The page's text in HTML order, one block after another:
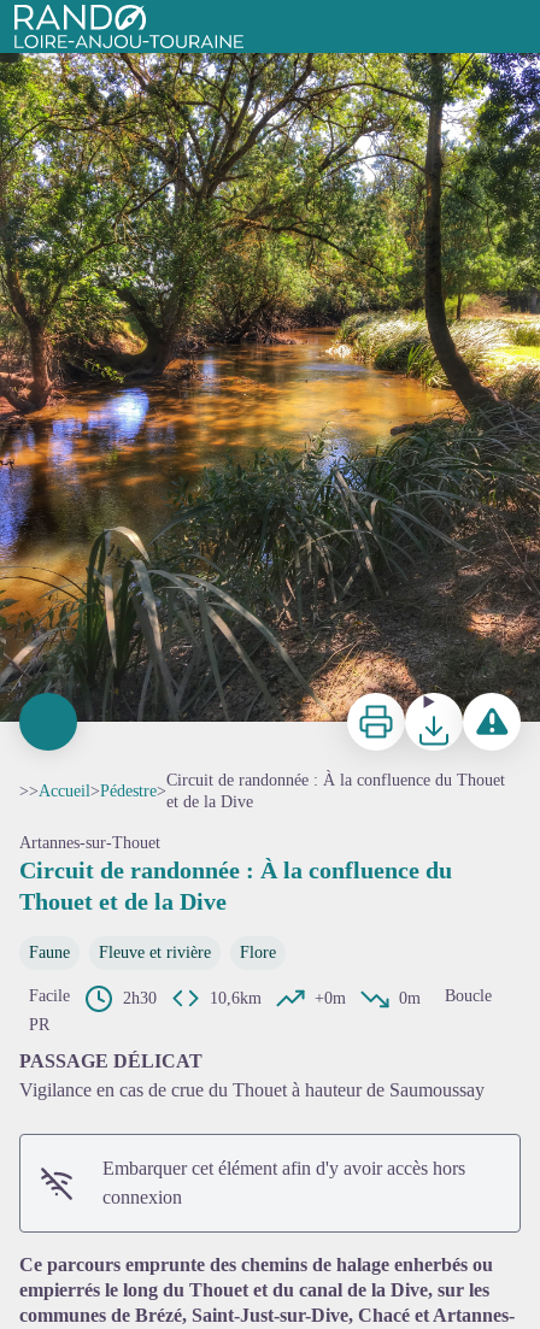
Rando Loire-Anjou-Touraine
Circuit de randonnée : À la confluence du Thouet et de la Dive
Voir l'image en plein écran
ImprimerTéléchargerSignaler
>>Accueil>Pédestre>
Circuit de randonnée : À la confluence du Thouet
et de la Dive
Artannes-sur-Thouet
Circuit de randonnée : À la confluence du
Thouet et de la Dive
Faune Fleuve et rivière Flore
Facile 2h30 10,6km +0m 0m
Boucle
PR
PASSAGE DÉLICAT
Vigilance en cas de crue du Thouet à hauteur de Saumoussay
Embarquer cet élément afin d'y avoir accès hors
connexion
Ce parcours emprunte des chemins de halage enherbés ou
empierrés le long du Thouet et du canal de la Dive, sur les
communes de Brézé, Saint-Just-sur-Dive, Chacé et Artannes-